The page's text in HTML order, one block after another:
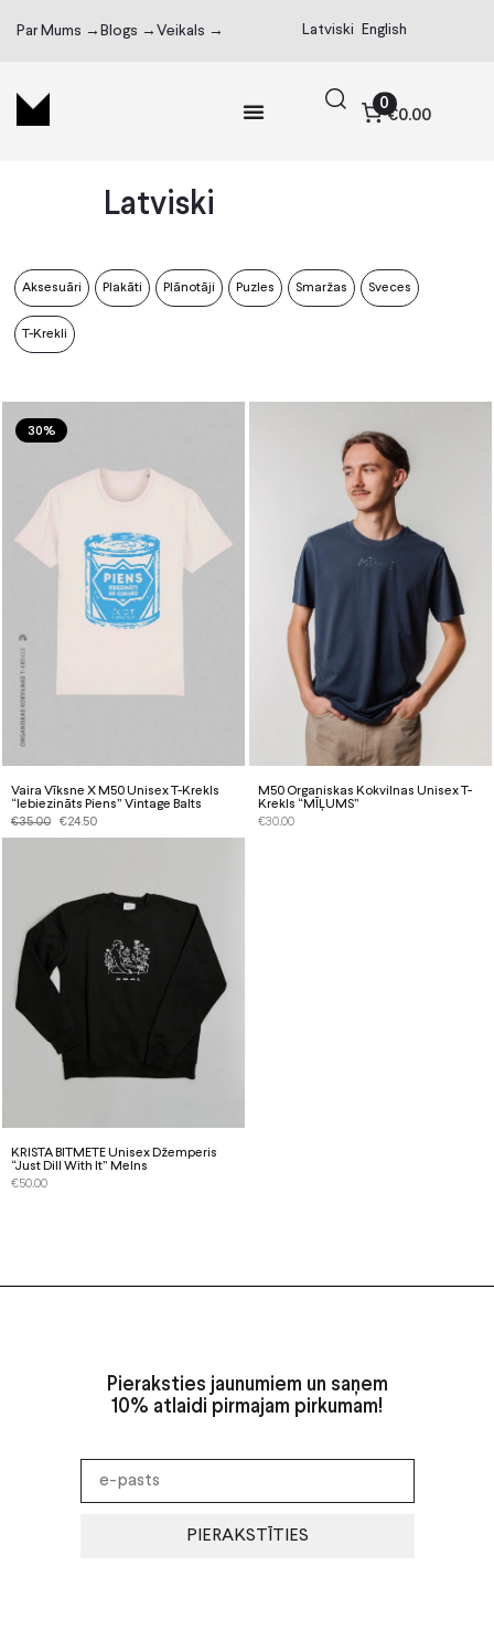
Par Mums → Blogs → Veikals → Latviski English
0
€0.00
Latviski
Aksesuāri Plakāti Plānotāji Puzles Smaržas Sveces
T-Krekli
30%
Vaira Vīksne X M50 Unisex T-Krekls
“Iebiezināts Piens” Vintage Balts
€35.00 €24.50
M50 Organiskas Kokvilnas Unisex T-
Krekls “MĪĻUMS”
€30.00
KRISTA BITMETE Unisex Džemperis
“Just Dill With It” Melns
€50.00
Pieraksties jaunumiem un saņem
10% atlaidi pirmajam pirkumam!
PIERAKSTĪTIES